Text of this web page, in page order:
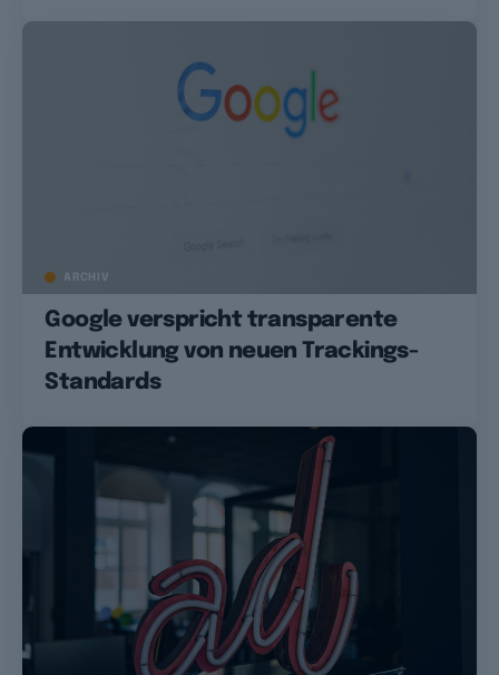
ARCHIV
Google verspricht transparente
Entwicklung von neuen Trackings-
Standards